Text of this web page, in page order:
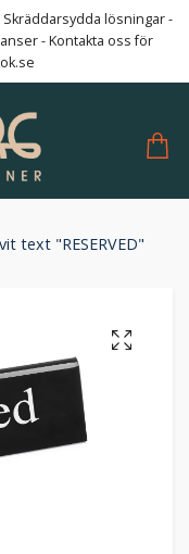
lösningar -
- Kontakta oss för
text "RESERVED"